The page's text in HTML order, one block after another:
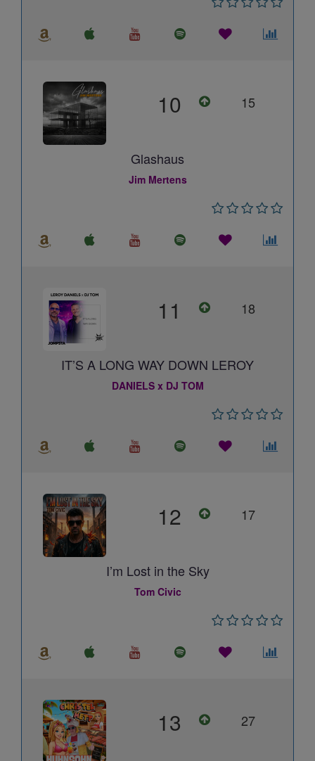
10 15
Glashaus
Jim Mertens
11 18
IT’S A LONG WAY DOWN LEROY
DANIELS x DJ TOM
12 17
I’m Lost in the Sky
Tom Civic
13 27